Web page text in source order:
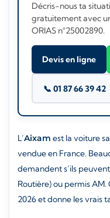
Décris-nous ta
gratuitement avec
ORIAS n°25002890.
Devis en ligne
📞 01 87 66 39 42
L’Aixam est la voiture
vendue en France.
demandent s’ils
Routière) ou permis
2026 et donne les vrais